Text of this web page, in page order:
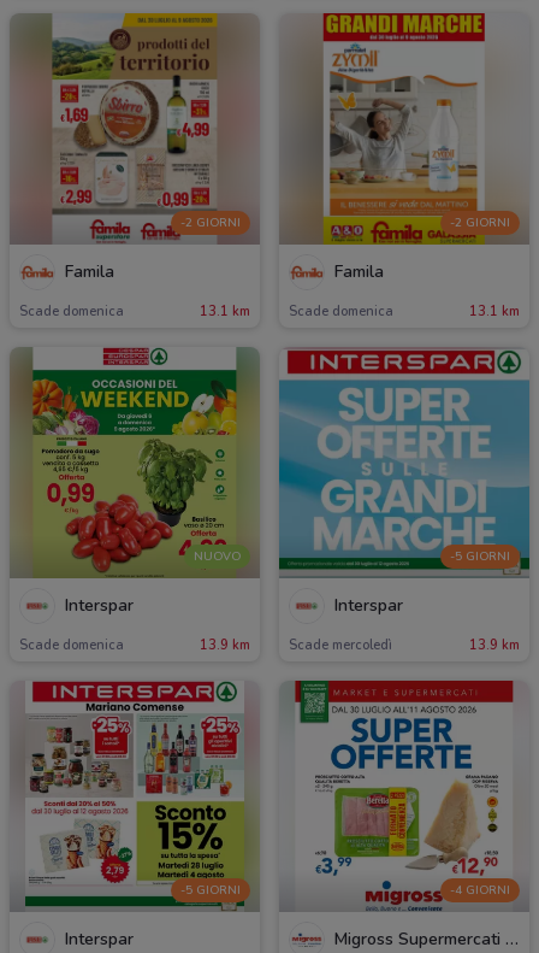
-2 GIORNI
Famila
Scade domenica 13.1 km
-2 GIORNI
Famila
Scade domenica 13.1 km
NUOVO
Interspar
Scade domenica 13.9 km
-5 GIORNI
Interspar
Scade mercoledì 13.9 km
-5 GIORNI
Interspar
-4 GIORNI
Migross Supermercati & Market